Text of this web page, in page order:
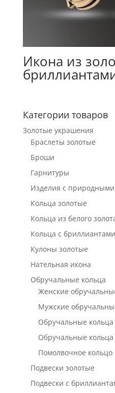
Икона из
Категории товаров
Золотые украшения
Браслеты золотые
Броши
Гарнитуры
Изделия с
Кольца золотые
Кольца из белого
Кольца с бриллиантами
Кулоны золотые
Нательная икона
Обручальные кольца
Женские
Мужские
Обручальные
Обручальные
Помолвочное кольцо
Подвески золотые
Подвески с